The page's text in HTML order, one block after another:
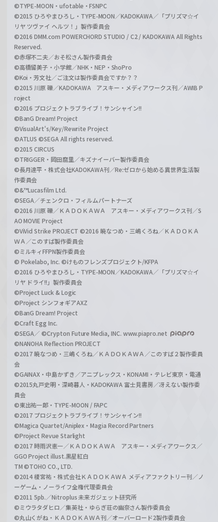
©TYPE-MOON・ufotable・FSNPC
©2015 ひろやまひろし・TYPE-MOON／KADOKAWA／「プリズマ☆イ
リヤ ツヴァイ ヘルツ！」製作委員会
©2016 DMM.com POWERCHORD STUDIO / C2 / KADOKAWA All Rights
Reserved.
©赤塚不二夫／おそ松さん製作委員会
©高橋留美子・小学館／NHK・NEP・ShoPro
©Koi・芳文社／ご注文は製作委員会ですか？？
©2015 川原 礫／KADOKAWA アスキー・メディアワークス刊／AWIB P
roject
©2016 プロジェクトラブライブ！サンシャイン!!
©BanG Dream! Project
©VisualArt's/Key/Rewrite Project
©ATLUS ©SEGA All rights reserved.
©2015 CIRCUS
©TRIGGER・岡田麿里／キズナイーバー製作委員会
©長月達平・株式会社KADOKAWA刊／Re:ゼロから始める異世界生活製
作委員会
©&™Lucasfilm Ltd.
©SEGA／チェンクロ・フィルムパートナーズ
©2016 川原 礫／ＫＡＤＯＫＡＷＡ アスキー・メディアワークス刊／S
AO MOVIE Project
©ViVid Strike PROJECT ©2016 暁なつめ・三嶋くろね／ＫＡＤＯＫＡ
ＷＡ／このすば製作委員会
©ミルキィFFPN製作委員会
© Pokelabo, Inc. ©けものフレンズプロジェクト/KFPA
©2016 ひろやまひろし・TYPE-MOON／KADOKAWA／「プリズマ☆イ
リヤ ドライ!!」製作委員会
©Project Luck & Logic
©Project シンフォギアAXZ
©BanG Dream! Project
©Craft Egg Inc.
©SEGA／ ©Crypton Future Media, INC. www.piapro.net
©NANOHA Reflection PROJECT
©2017 暁なつめ・三嶋くろね／ＫＡＤＯＫＡＷＡ／このすば２製作委員
会
©GAINAX・中島かずき／アニプレックス・KONAMI・テレビ東京・電通
©2015丸戸史明・深崎暮人・KADOKAWA 富士見書房／冴えない製作委
員会
©東出祐一郎・TYPE-MOON / FAPC
©2017 プロジェクトラブライブ！サンシャイン!!
©Magica Quartet/Aniplex・Magia Record Partners
©Project Revue Starlight
©2017 時雨沢恵一／ＫＡＤＯＫＡＷＡ アスキー・メディアワークス／
GGO Project illust.黒星紅白
TM ©TOHO CO., LTD.
©2014 榎宮祐・株式会社ＫＡＤＯＫＡＷＡ メディアファクトリー刊／ノ
ーゲーム・ノーライフ全権代理委員会
©2011 5pb.／Nitroplus 未来ガジェット研究所
©ミウラタダヒロ／集英社・ゆらぎ荘の幽奈さん製作委員会
©丸山くがね・ＫＡＤＯＫＡＷＡ刊／オーバーロード2製作委員会